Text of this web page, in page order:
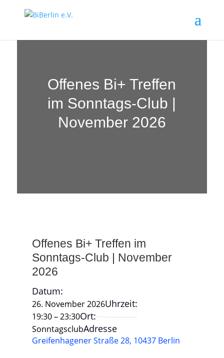
Offenes Bi+ Treffen
im Sonntags-Club |
November 2026
Offenes Bi+ Treffen im
Sonntags-Club | November
2026
Datum:
26. November 2026Uhrzeit:
19:30 – 23:30Ort:
SonntagsclubAdresse
Greifenhagener Straße 28, 10437 Berlin